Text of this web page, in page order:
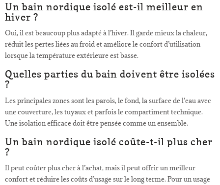
Un bain nordique isolé est-il meilleur en
hiver ?
Oui, il est beaucoup plus adapté à l’hiver. Il garde mieux la chaleur,
réduit les pertes liées au froid et améliore le confort d’utilisation
lorsque la température extérieure est basse.
Quelles parties du bain doivent être isolées
?
Les principales zones sont les parois, le fond, la surface de l’eau avec
une couverture, les tuyaux et parfois le compartiment technique.
Une isolation efficace doit être pensée comme un ensemble.
Un bain nordique isolé coûte-t-il plus cher
?
Il peut coûter plus cher à l’achat, mais il peut offrir un meilleur
confort et réduire les coûts d’usage sur le long terme. Pour un usage